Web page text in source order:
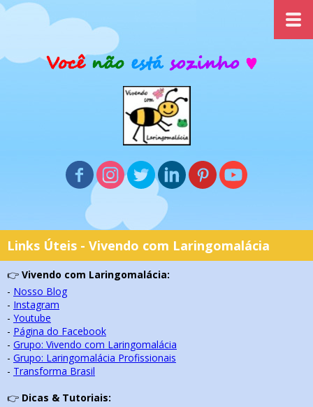
Links Úteis - Vivendo com Laringomalácia
👉 Vivendo com Laringomalácia:
- Nosso Blog
- Instagram
- Youtube
- Página do Facebook
- Grupo: Vivendo com Laringomalácia
- Grupo: Laringomalácia Profissionais
- Transforma Brasil
👉 Dicas & Tutoriais: